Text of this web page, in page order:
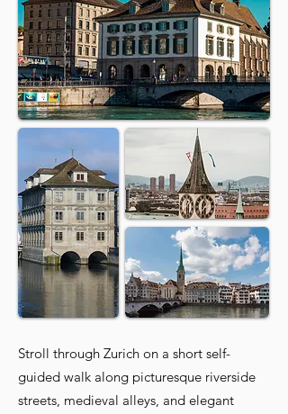
Stroll through Zurich on a short self-
guided walk along picturesque riverside
streets, medieval alleys, and elegant